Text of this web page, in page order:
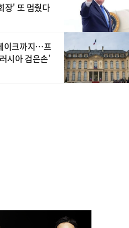
장' 또 멈췄다
이크까지…프
시아 검은손’